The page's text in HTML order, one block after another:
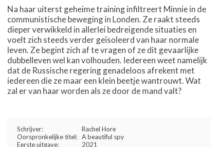
Na haar uiterst geheime training infiltreert Minnie in de
communistische beweging in Londen. Ze raakt steeds
dieper verwikkeld in allerlei bedreigende situaties en
voelt zich steeds verder geïsoleerd van haar normale
leven. Ze begint zich af te vragen of ze dit gevaarlijke
dubbelleven wel kan volhouden. Iedereen weet namelijk
dat de Russische regering genadeloos afrekent met
iedereen die ze maar een klein beetje wantrouwt. Wat
zal er van haar worden als ze door de mand valt?
Schrijver:
Rachel Hore
Oorspronkelijke titel: A beautiful spy
Eerste uitgave:
2021